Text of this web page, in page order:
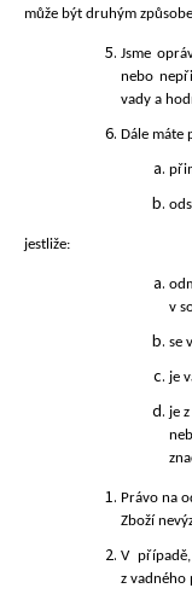
může být druhým
Jsme
nebo
vady a
Dále máte
jestliže:
v
se
je
je
Právo na
Zboží
V
z vadného